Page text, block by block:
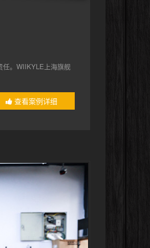
。WIIKYLE上海旗舰
查看案例详细